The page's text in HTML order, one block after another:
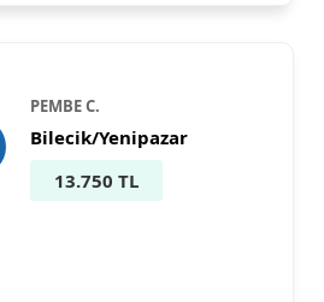
PEMBE C.
Bilecik/Yenipazar
13.750 TL